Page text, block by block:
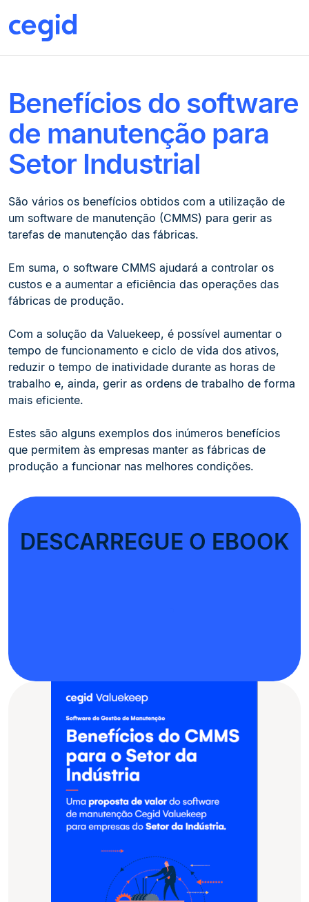
Benefícios do software
de manutenção para
Setor Industrial
São vários os benefícios obtidos com a utilização de
um software de manutenção (CMMS) para gerir as
tarefas de manutenção das fábricas.
Em suma, o software CMMS ajudará a controlar os
custos e a aumentar a eficiência das operações das
fábricas de produção.
Com a solução da Valuekeep, é possível aumentar o
tempo de funcionamento e ciclo de vida dos ativos,
reduzir o tempo de inatividade durante as horas de
trabalho e, ainda, gerir as ordens de trabalho de forma
mais eficiente.
Estes são alguns exemplos dos inúmeros benefícios
que permitem às empresas manter as fábricas de
produção a funcionar nas melhores condições.
DESCARREGUE O EBOOK